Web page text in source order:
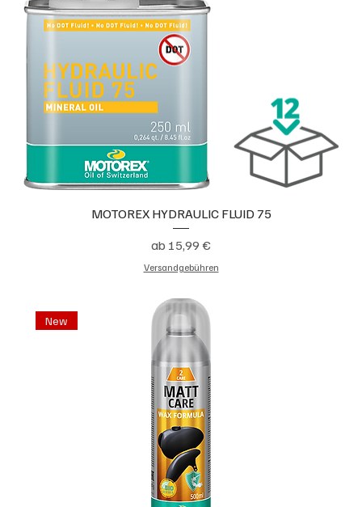
MOTOREX HYDRAULIC FLUID 75
ab 15,99 €
Sale-Preis
Versandgebühren
New